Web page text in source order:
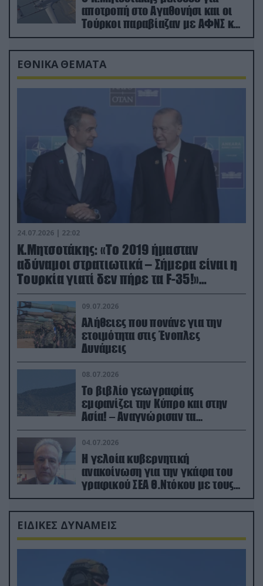
αποτροπή στο Αγαθονήσι και οι
Τούρκοι παραβίαζαν με ΑΦΝΣ και
drone
ΕΘΝΙΚΑ ΘΕΜΑΤΑ
24.07.2026 | 22:02
Κ.Μητσοτάκης: «Το 2019 ήμασταν
αδύναμοι στρατιωτικά – Σήμερα είναι η
Τουρκία γιατί δεν πήρε τα F-35!»
(βίντεο)
09.07.2026
Αλήθειες που πονάνε για την
ετοιμότητα στις Ένοπλες
Δυνάμεις
08.07.2026
Το βιβλίο γεωγραφίας
εμφανίζει την Κύπρο και στην
Ασία! – Αναγνώρισαν τα
κατεχόμενα; (φωτο)
04.07.2026
Η γελοία κυβερνητική
ανακοίνωση για την γκάφα του
γραφικού ΣΕΑ Θ.Ντόκου με τους
Ρώσους φαρσέρ
ΕΙΔΙΚΕΣ ΔΥΝΑΜΕΙΣ